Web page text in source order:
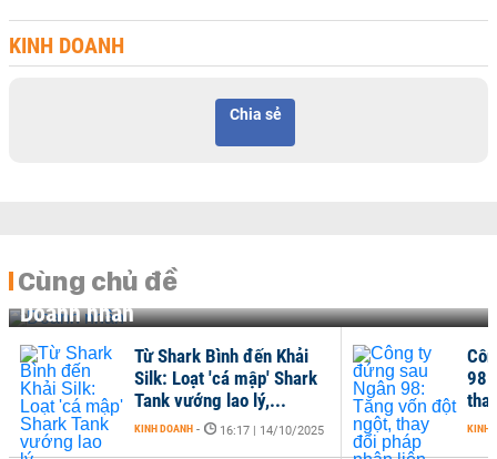
KINH DOANH
Chia sẻ
Cùng chủ đề
Doanh nhân
Từ Shark Bình đến Khải
Silk: Loạt 'cá mập' Shark
Tank vướng lao lý,...
KINH DOANH - 16:17 | 14/10/2025
98:
KINH